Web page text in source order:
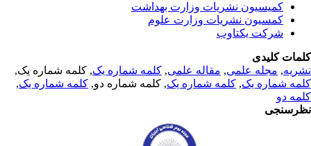
بهداشت
علوم
علمی ,کلمه شماره یک, کلمه شماره یک,
یک, کلمه شماره دو,کلمه شماره یک,